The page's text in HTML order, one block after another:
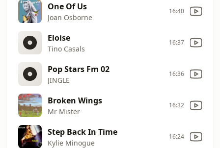
One Of Us
Joan Osborne
16:40
Eloise
Tino Casals
16:37
Pop Stars Fm 02
JINGLE
16:36
Broken Wings
Mr Mister
16:32
Step Back In Time
Kylie Minogue
16:24